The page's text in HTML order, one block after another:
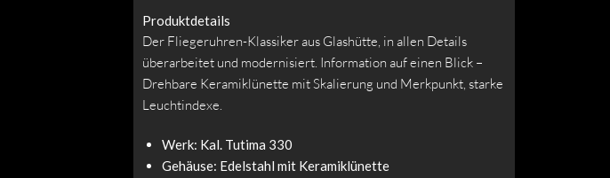
Produktdetails
Der Fliegeruhren-Klassiker aus Glashütte, in allen Details
überarbeitet und modernisiert. Information auf einen Blick –
Drehbare Keramiklünette mit Skalierung und Merkpunkt, starke
Leuchtindexe.
Werk: Kal. Tutima 330
Gehäuse: Edelstahl mit Keramiklünette